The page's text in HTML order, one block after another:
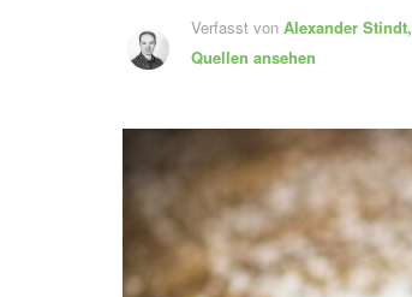
Verfasst von Alexander Stindt,
Quellen ansehen